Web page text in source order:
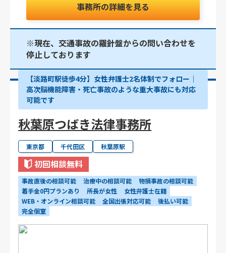
事務所の詳細を見る
※現在、交通事故の羅針盤からの問い合わせを
停止しております
【淡路町駅徒歩4分】女性弁護士2名体制でフォロー｜
高次脳機能障害・死亡事故のような重大事故にも対応
可能です
秋葉原つばき法律事務所
東京都 千代田区 秋葉原駅
初回相談無料
事故直後の相談可能 治療中の相談可能
物損事故の相談可能
着手金0円プランあり
所長が女性
女性弁護士在籍
WEB・オンライン相談可能
全国出張対応可能
後払い可能
完全個室